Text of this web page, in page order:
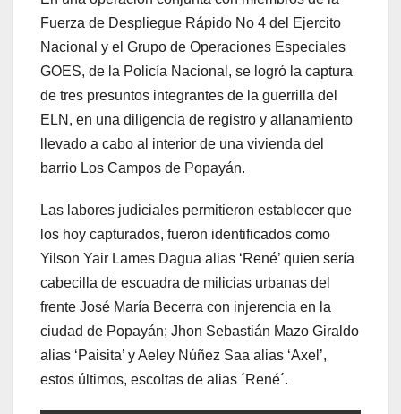
Fuerza de Despliegue Rápido No 4 del Ejercito
Nacional y el Grupo de Operaciones Especiales
GOES, de la Policía Nacional, se logró la captura
de tres presuntos integrantes de la guerrilla del
ELN, en una diligencia de registro y allanamiento
llevado a cabo al interior de una vivienda del
barrio Los Campos de Popayán.
Las labores judiciales permitieron establecer que
los hoy capturados, fueron identificados como
Yilson Yair Lames Dagua alias ‘René’ quien sería
cabecilla de escuadra de milicias urbanas del
frente José María Becerra con injerencia en la
ciudad de Popayán; Jhon Sebastián Mazo Giraldo
alias ‘Paisita’ y Aeley Núñez Saa alias ‘Axel’,
estos últimos, escoltas de alias ´René´.